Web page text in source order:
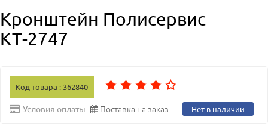
Кронштейн Полисервис
КТ-2747
Код товара : 362840
Условия оплаты Поставка на заказ Нет в наличии